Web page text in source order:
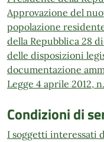
Approvazione del
popolazione
della Repubblica 28
delle disposizioni
documentazione
Legge 4 aprile 2012,
Condizioni di
I soggetti interessati